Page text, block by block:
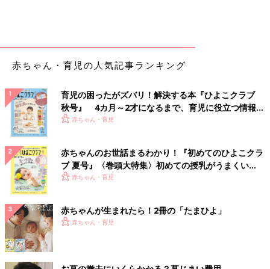
赤ちゃん・育児の人気記事ランキング
育児の困ったがズバリ！解決する本『ひよこクラブ
秋号』 4カ月～2才になるまで、育児に役立つ情報が
いっぱい！
赤ちゃん・育児
赤ちゃんのお世話まるわかり！『初めてのひよこクラ
ブ 夏号』〈巻頭大特集〉初めての授乳がうまくい
く！ おっぱい・ミルクの基本と夏のトラブル 解決テ
赤ちゃん・育児
赤ちゃんが生まれたら！2冊の「たまひよ」
赤ちゃん・育児